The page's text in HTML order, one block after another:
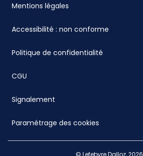
Mentions légales
Accessibilité : non conforme
Politique de confidentialité
CGU
Signalement
Paramétrage des cookies
© Lefebvre Dalloz, 2026